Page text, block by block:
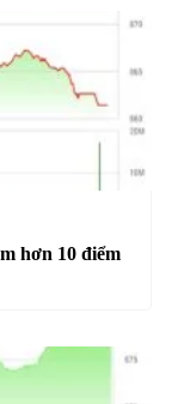
hơn 10 điểm